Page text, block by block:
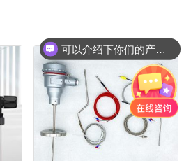
你们是怎么收费的呢？